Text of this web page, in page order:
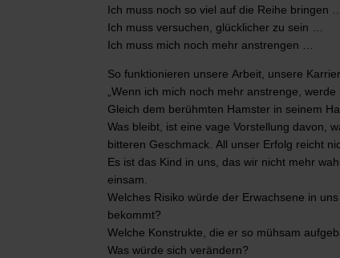
Ich muss noch so viel auf die Reihe bringen
Ich muss versuchen, glücklicher zu sein …
Ich muss mich noch mehr anstrengen …
So funktionieren unsere Arbeit, unsere
„Wenn ich mich noch mehr anstrenge, werde
Gleich dem berühmten Hamster in seinem
Was bleibt, ist eine vage Vorstellung davon,
bitteren Geschmack. All unser Erfolg reicht
Es ist das Kind in uns, das wir nicht mehr
einsam.
Welches Risiko würde der Erwachsene in
bekommt?
Welche Konstrukte, die er so mühsam
Was würde sich verändern?